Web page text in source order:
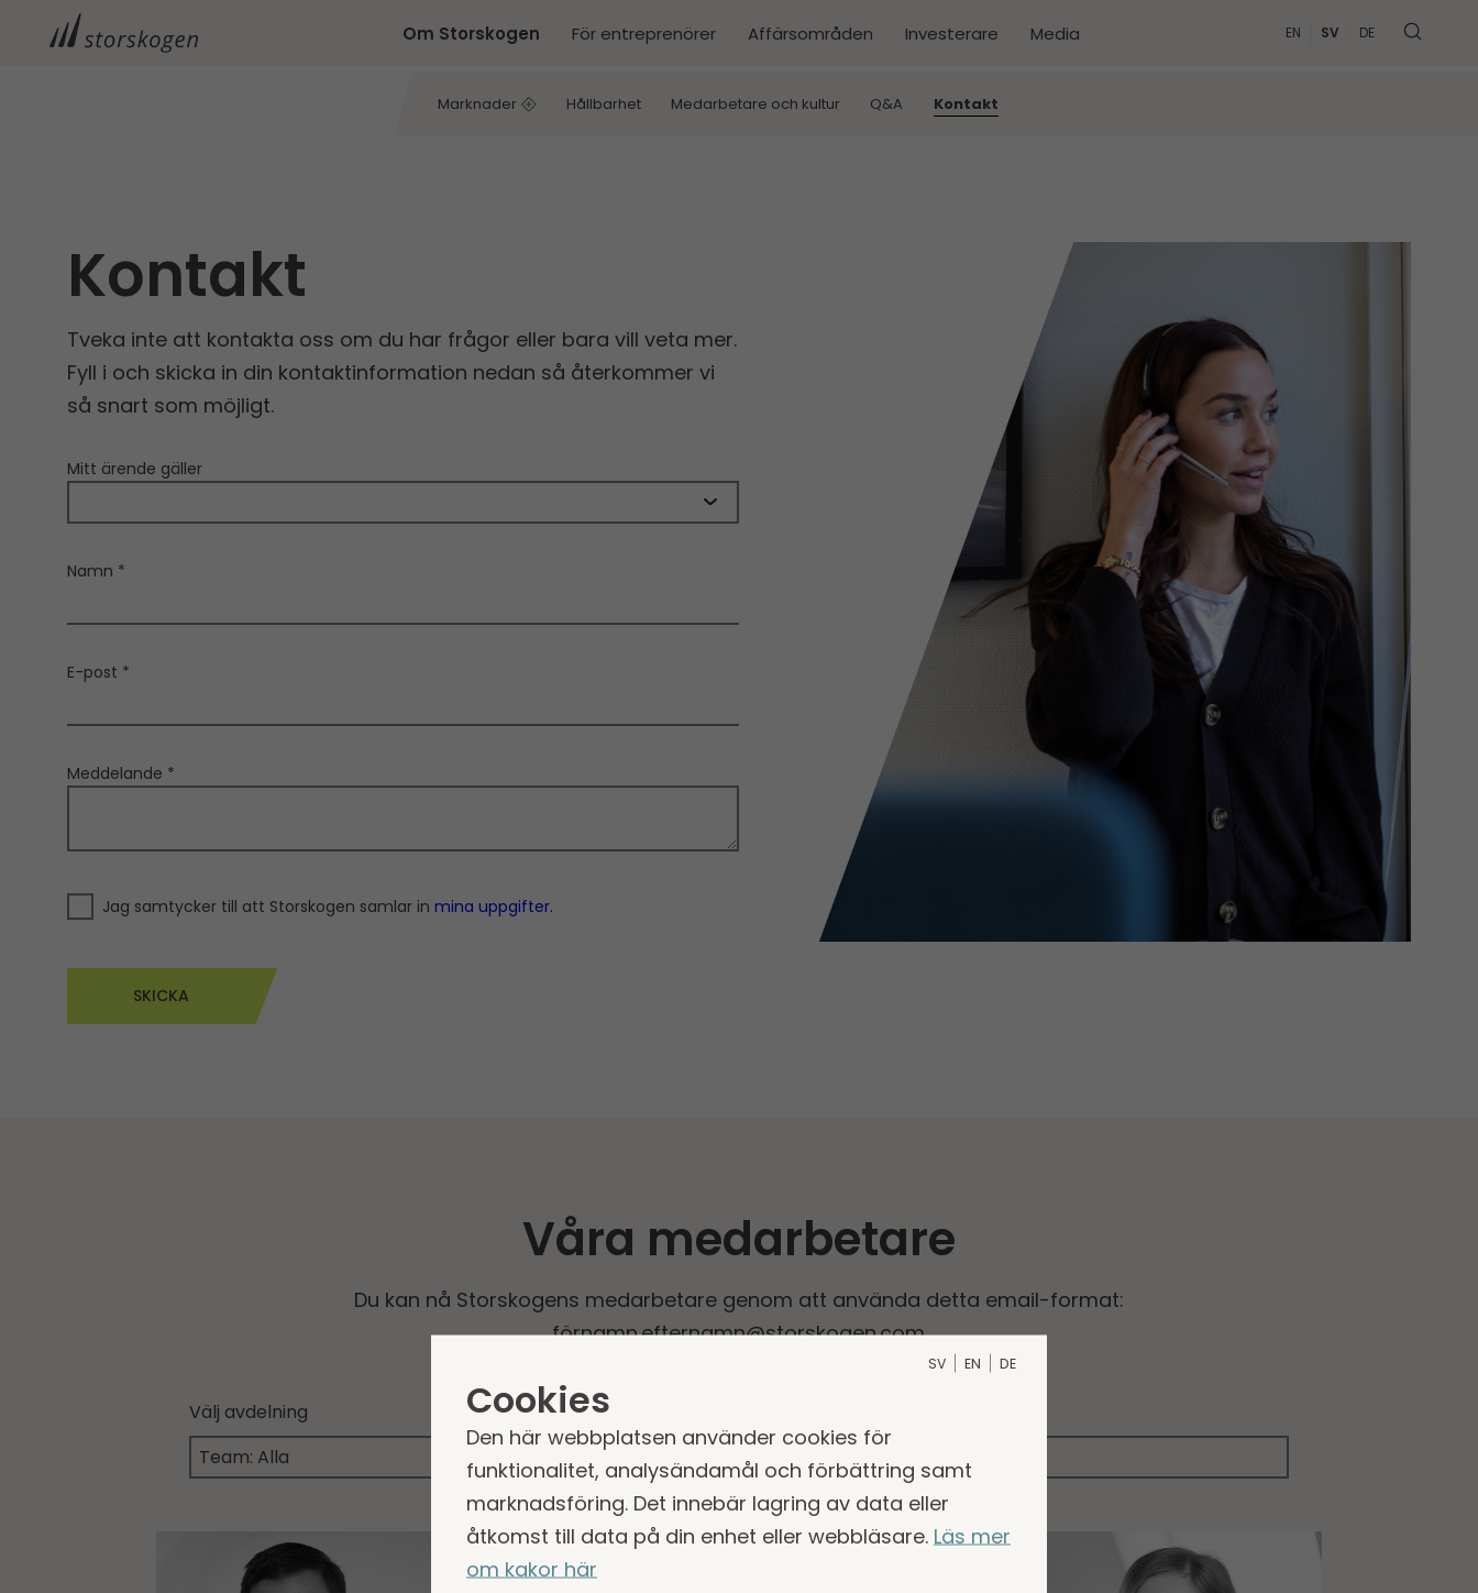
Om Storskogen För entreprenörer Affärsområden Investerare Media
Marknader Hållbarhet Medarbetare och kultur Q&A Kontakt
EN SV DE
Kontakt
Tveka inte att kontakta oss om du har frågor eller bara vill veta mer.
Fyll i och skicka in din kontaktinformation nedan så återkommer vi
så snart som möjligt.
Mitt ärende gäller
Namn *
E-post *
Meddelande *
Jag samtycker till att Storskogen samlar in mina uppgifter.
SKICKA
Våra medarbetare
Du kan nå Storskogens medarbetare genom att använda detta email-format:
förnamn.efternamn@storskogen.com
Välj avdelning Välj kontor
SV EN DE
Cookies
Den här webbplatsen använder cookies för
funktionalitet, analysändamål och förbättring samt
marknadsföring. Det innebär lagring av data eller
åtkomst till data på din enhet eller webbläsare. Läs mer
om kakor här